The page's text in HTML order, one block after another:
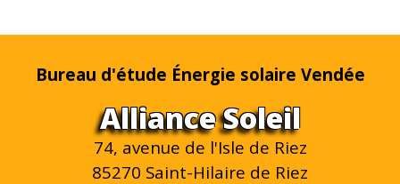
Bureau d'étude Énergie solaire Vendée
Alliance Soleil
74, avenue de l'Isle de Riez
85270 Saint-Hilaire de Riez